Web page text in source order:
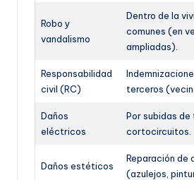
Robo y
vandalismo
Dentro de la
comunes (en
ampliadas).
Responsabilidad
civil (RC)
terceros
Daños
eléctricos
Por subidas de
cortocircuitos.
Daños estéticos
Reparación de
(azulejos,